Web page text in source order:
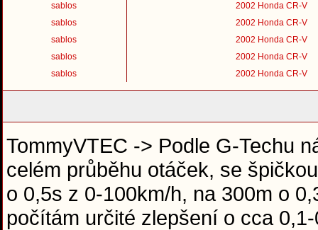
sablos
2002 Honda CR-V
sablos
2002 Honda CR-V
sablos
2002 Honda CR-V
sablos
2002 Honda CR-V
sablos
2002 Honda CR-V
TommyVTEC -> Podle G-Techu
celém průběhu otáček, se
o 0,5s z 0-100km/h, na 300m o
počítám určité zlepšení o cca